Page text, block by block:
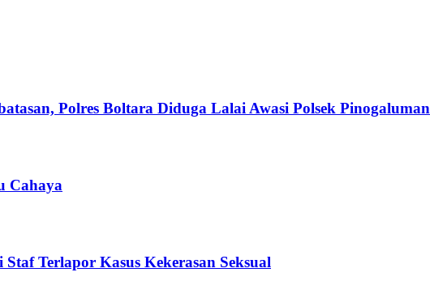
Polres Boltara Diduga Lalai Awasi Polsek Pinogaluman
Cahaya
Terlapor Kasus Kekerasan Seksual